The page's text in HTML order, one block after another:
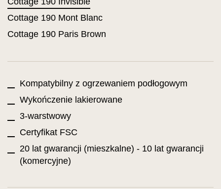
Cottage 190 Mont Blanc
Cottage 190 Paris Brown
Kompatybilny z ogrzewaniem podłogowym
Wykończenie lakierowane
3-warstwowy
Certyfikat FSC
20 lat gwarancji (mieszkalne) - 10 lat gwarancji
(komercyjne)